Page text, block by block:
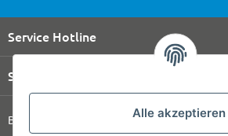
Alle akzeptieren
Service Hotline
Shop Service
Barrierefreiheitserklärung